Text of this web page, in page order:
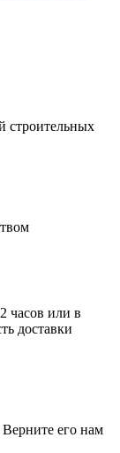
строительных
часов или в
доставки
его нам